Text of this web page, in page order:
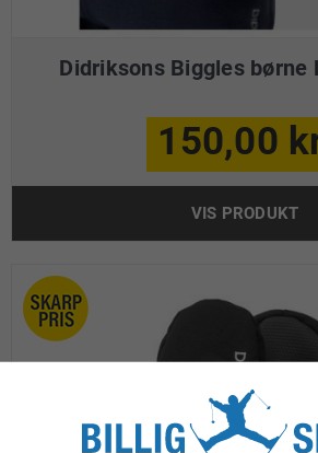
Didriksons Biggles børne
150,00
VIS PRODUKT